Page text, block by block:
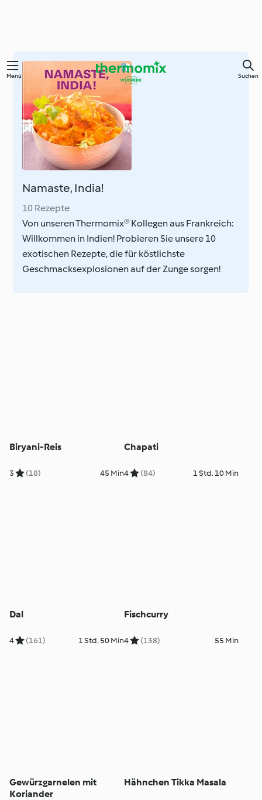
Zum
springen
Menü Suchen
Namaste, India!
10 Rezepte
Von unseren Thermomix® Kollegen aus Frankreich:
Willkommen in Indien! Probieren Sie unsere 10
exotischen Rezepte, die für köstlichste
Geschmacksexplosionen auf der Zunge sorgen!
Biryani-Reis
3 (18) 45 Min
Chapati
4 (84) 1 Std. 10 Min
Dal
4 (161) 1 Std. 50 Min
Fischcurry
4 (138) 55 Min
Gewürzgarnelen mit
Koriander
Hähnchen Tikka Masala